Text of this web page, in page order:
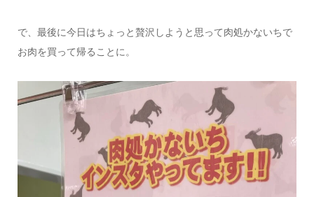
で、最後に今日はちょっと贅沢しようと思って肉処かないちで
お肉を買って帰ることに。